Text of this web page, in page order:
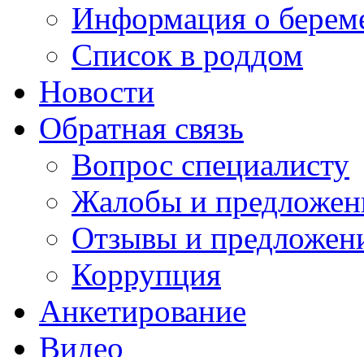
Информация о
Список в роддом
Новости
Обратная связь
Вопрос специалисту
Жалобы и
Отзывы и
Коррупция
Анкетирование
Видео